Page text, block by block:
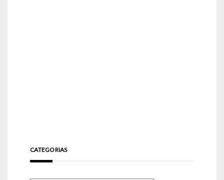
CATEGORIAS